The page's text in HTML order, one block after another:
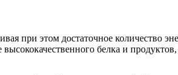
при этом достаточное количество
белка и